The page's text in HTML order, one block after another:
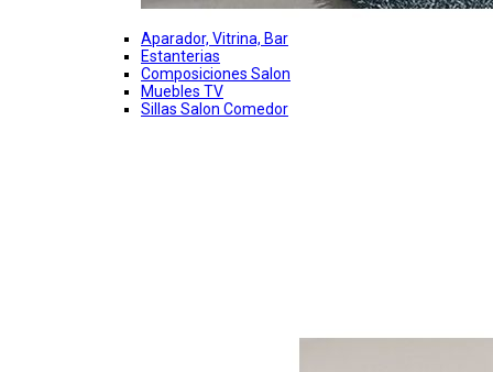
Aparador, Vitrina, Bar
Estanterias
Composiciones Salon
Muebles TV
Sillas Salon Comedor